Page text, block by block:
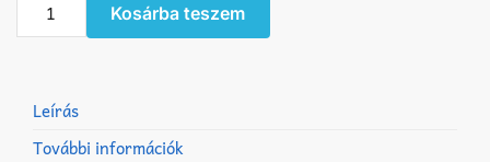
matrica
Kosárba teszem
Leírás
További információk